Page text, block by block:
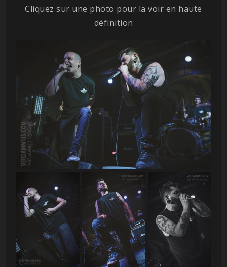
Cliquez sur une photo pour la voir en haute
définition